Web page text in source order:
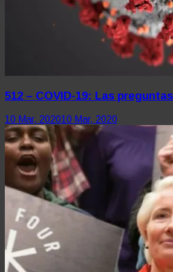
512 – COVID-19: Las
10 Mar, 202010 Mar, 2020